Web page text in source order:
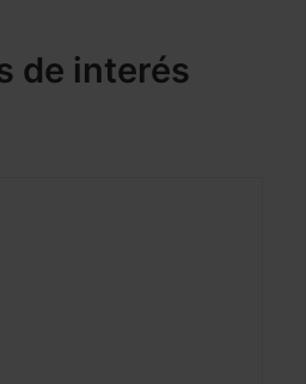
de interés